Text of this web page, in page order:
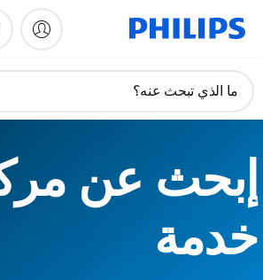
دعم
ما الذي تبحث عنه؟
إبحث عن
خدمة